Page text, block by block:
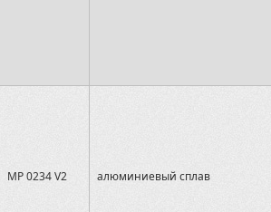
MP 0234 V2 алюминиевый сплав